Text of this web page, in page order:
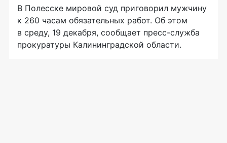
В Полесске мировой суд приговорил мужчину
к 260 часам обязательных работ. Об этом
в среду, 19 декабря, сообщает пресс-служба
прокуратуры Калининградской области.